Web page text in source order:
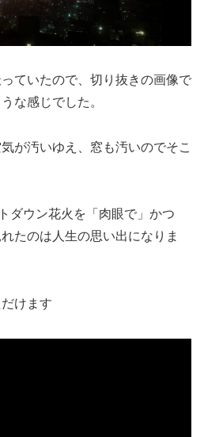
ていたので、切り抜きの画像で
な感じでした。
が汚いゆえ、窓も汚いのでそこ
ダウン花火を「肉眼で」かつ
たのは人生の思い出になりま
けます